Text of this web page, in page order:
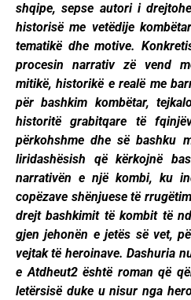
shqipe, sepse autori i
historisë me vetëdije
tematikë dhe motive.
procesin narrativ zë vend
mitikë, historikë e realë me
për bashkim kombëtar,
historitë grabitqare të
përkohshme dhe së bashku
liridashësish që kërkojnë
narrativën e një kombi, ku
copëzave shënjuese të
drejt bashkimit të kombit të
gjen jehonën e jetës së vet,
vejtak të heroinave. Dashuria
e Atdheut2 është roman që
letërsisë duke u nisur nga